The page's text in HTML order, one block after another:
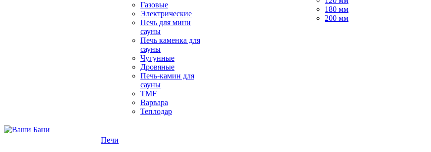
Газовые
Электрические
Печь для мини
сауны
Печь каменка для
сауны
Чугунные
Дровяные
Печь-камин для
сауны
TMF
Варвара
Теплодар
180 мм
200 мм
Печи